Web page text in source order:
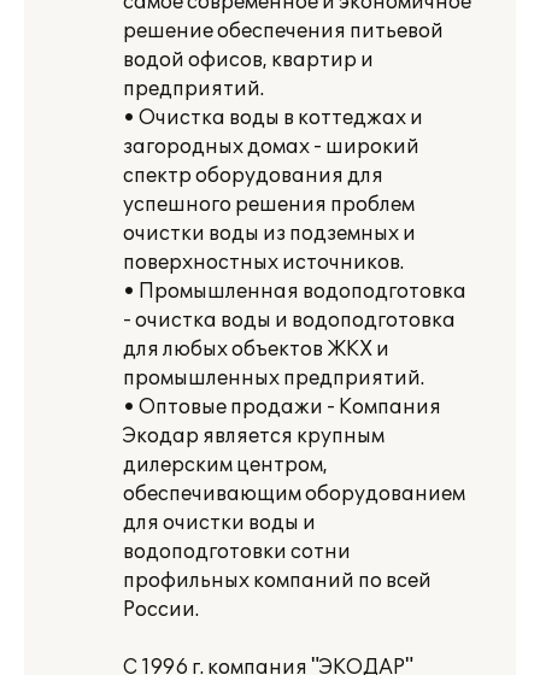
решение обеспечения питьевой
водой офисов, квартир и
предприятий.
• Очистка воды в коттеджах и
загородных домах - широкий
спектр оборудования для
успешного решения проблем
очистки воды из подземных и
поверхностных источников.
• Промышленная водоподготовка
- очистка воды и водоподготовка
для любых объектов ЖКХ и
промышленных предприятий.
• Оптовые продажи - Компания
Экодар является крупным
дилерским центром,
обеспечивающим оборудованием
для очистки воды и
водоподготовки сотни
профильных компаний по всей
России.
С 1996 г. компания "ЭКОДАР"